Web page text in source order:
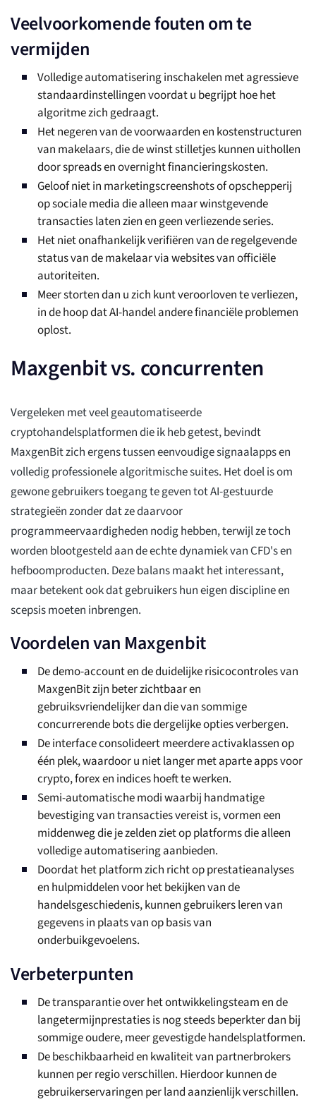
Veelvoorkomende fouten om te
vermijden
Volledige automatisering inschakelen met agressieve
standaardinstellingen voordat u begrijpt hoe het
algoritme zich gedraagt.
Het negeren van de voorwaarden en kostenstructuren
van makelaars, die de winst stilletjes kunnen uithollen
door spreads en overnight financieringskosten.
Geloof niet in marketingscreenshots of opschepperij
op sociale media die alleen maar winstgevende
transacties laten zien en geen verliezende series.
Het niet onafhankelijk verifiëren van de regelgevende
status van de makelaar via websites van officiële
autoriteiten.
Meer storten dan u zich kunt veroorloven te verliezen,
in de hoop dat AI-handel andere financiële problemen
oplost.
Maxgenbit vs. concurrenten
Vergeleken met veel geautomatiseerde
cryptohandelsplatformen die ik heb getest, bevindt
MaxgenBit zich ergens tussen eenvoudige signaalapps en
volledig professionele algoritmische suites. Het doel is om
gewone gebruikers toegang te geven tot AI-gestuurde
strategieën zonder dat ze daarvoor
programmeervaardigheden nodig hebben, terwijl ze toch
worden blootgesteld aan de echte dynamiek van CFD's en
hefboomproducten. Deze balans maakt het interessant,
maar betekent ook dat gebruikers hun eigen discipline en
scepsis moeten inbrengen.
Voordelen van Maxgenbit
De demo-account en de duidelijke risicocontroles van
MaxgenBit zijn beter zichtbaar en
gebruiksvriendelijker dan die van sommige
concurrerende bots die dergelijke opties verbergen.
De interface consolideert meerdere activaklassen op
één plek, waardoor u niet langer met aparte apps voor
crypto, forex en indices hoeft te werken.
Semi-automatische modi waarbij handmatige
bevestiging van transacties vereist is, vormen een
middenweg die je zelden ziet op platforms die alleen
volledige automatisering aanbieden.
Doordat het platform zich richt op prestatieanalyses
en hulpmiddelen voor het bekijken van de
handelsgeschiedenis, kunnen gebruikers leren van
gegevens in plaats van op basis van
onderbuikgevoelens.
Verbeterpunten
De transparantie over het ontwikkelingsteam en de
langetermijnprestaties is nog steeds beperkter dan bij
sommige oudere, meer gevestigde handelsplatformen.
De beschikbaarheid en kwaliteit van partnerbrokers
kunnen per regio verschillen. Hierdoor kunnen de
gebruikerservaringen per land aanzienlijk verschillen.